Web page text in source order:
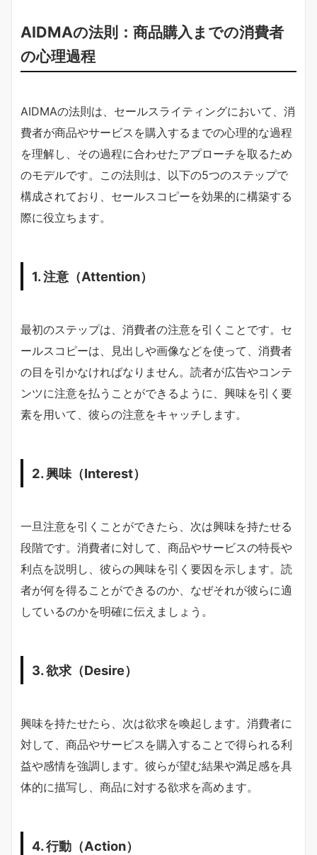
AIDMAの法則：商品購入までの消費者
の心理過程
AIDMAの法則は、セールスライティングにおいて、消
費者が商品やサービスを購入するまでの心理的な過程
を理解し、その過程に合わせたアプローチを取るため
のモデルです。この法則は、以下の5つのステップで
構成されており、セールスコピーを効果的に構築する
際に役立ちます。
1. 注意（Attention）
最初のステップは、消費者の注意を引くことです。セ
ールスコピーは、見出しや画像などを使って、消費者
の目を引かなければなりません。読者が広告やコンテ
ンツに注意を払うことができるように、興味を引く要
素を用いて、彼らの注意をキャッチします。
2. 興味（Interest）
一旦注意を引くことができたら、次は興味を持たせる
段階です。消費者に対して、商品やサービスの特長や
利点を説明し、彼らの興味を引く要因を示します。読
者が何を得ることができるのか、なぜそれが彼らに適
しているのかを明確に伝えましょう。
3. 欲求（Desire）
興味を持たせたら、次は欲求を喚起します。消費者に
対して、商品やサービスを購入することで得られる利
益や感情を強調します。彼らが望む結果や満足感を具
体的に描写し、商品に対する欲求を高めます。
4. 行動（Action）